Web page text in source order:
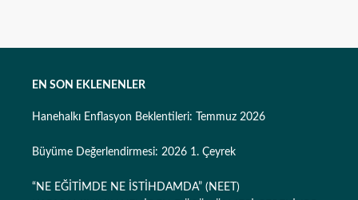
EN SON EKLENENLER
Hanehalkı Enflasyon Beklentileri: Temmuz 2026
Büyüme Değerlendirmesi: 2026 1. Çeyrek
“NE EĞİTİMDE NE İSTİHDAMDA” (NEET)